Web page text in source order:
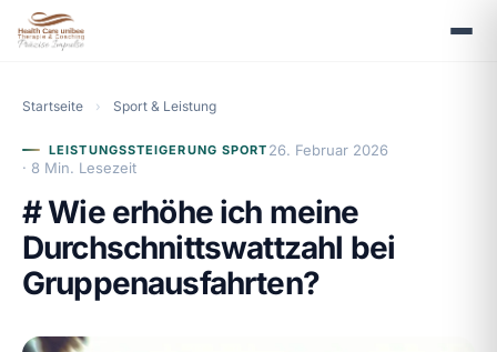
Startseite › Sport & Leistung
LEISTUNGSSTEIGERUNG SPORT 26. Februar 2026
· 8 Min. Lesezeit
# Wie erhöhe ich meine
Durchschnittswattzahl bei
Gruppenausfahrten?